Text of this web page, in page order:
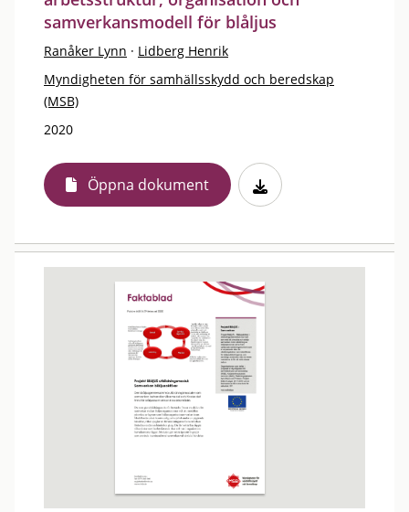
samverkansmodell för blåljus
Ranåker Lynn · Lidberg Henrik
Myndigheten för samhällsskydd och beredskap
(MSB)
2020
Öppna dokument